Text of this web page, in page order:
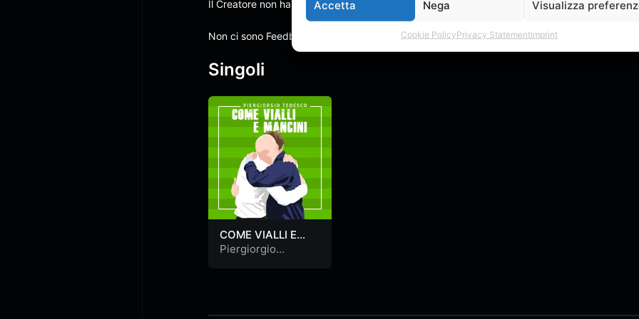
Accetta Nega Visualizza
Cookie PolicyPrivacy StatementImprint
Il Creatore non ha ancora creato nessun topic nel forum.
Non ci sono Feedback
Singoli
COME VIALLI E
MANCINI
Piergiorgio